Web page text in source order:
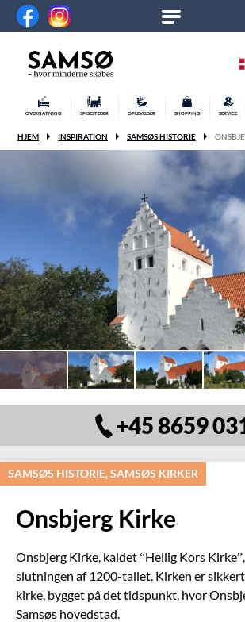
OVERNATNING SPISESTEDER OPLEVELSER SHOPPING SERVICE
HJEM INSPIRATION SAMSØS HISTORIE
+45 8659
SAMSØS HISTORIE, SAMSØS KIRKER
Onsbjerg Kirke
Onsbjerg Kirke, kaldet “Hellig Kors
slutningen af 1200-tallet. Kirken er
kirke, bygget på det tidspunkt, hvor
Samsøs hovedstad.